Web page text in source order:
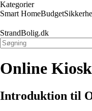
Kategorier
Smart HomeBudget
StrandBolig.dk
Online
Introduktion til